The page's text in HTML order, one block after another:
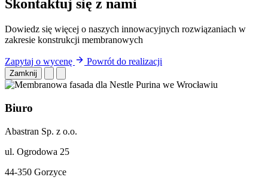
Skontaktuj się z nami
Dowiedz się więcej o naszych innowacyjnych rozwiązaniach w
zakresie konstrukcji membranowych
Zapytaj o wycenę Powrót do realizacji
Zamknij
Biuro
Abastran Sp. z o.o.
ul. Ogrodowa 25
44-350 Gorzyce